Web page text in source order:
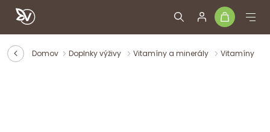
Domov Doplnky výživy Vitamíny a minerály Vitamíny